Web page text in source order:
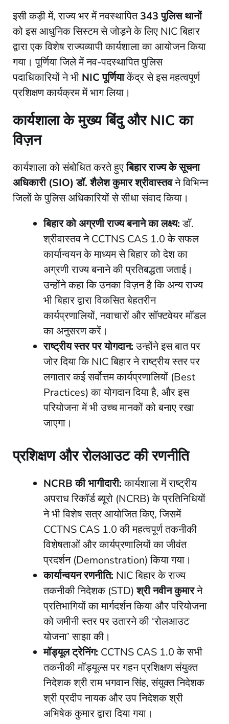
​इसी कड़ी में, राज्य भर में नवस्थापित343 पुलिस थानों
को इस आधुनिक सिस्टम से जोड़ने के लिए NIC बिहार
द्वारा एक विशेष राज्यव्यापी कार्यशाला का आयोजन किया
गया। पूर्णिया जिले में नव-पदस्थापित पुलिस
पदाधिकारियों ने भी NIC पूर्णियाकेंद्र से इस महत्वपूर्ण
प्रशिक्षण कार्यक्रम में भाग लिया।
कार्यशाला के मुख्य बिंदु और NIC का
विज़न
​कार्यशाला को संबोधित करते हुएबिहार राज्य के सूचना
अधिकारी (SIO) डॉ. शैलेश कुमार श्रीवास्तवने विभिन्न
जिलों के पुलिस अधिकारियों से सीधा संवाद किया।
बिहार को अग्रणी राज्य बनाने का लक्ष्य:डॉ.
श्रीवास्तव ने CCTNS CAS 1.0 के सफल
कार्यान्वयन के माध्यम से बिहार को देश का
अग्रणी राज्य बनाने की प्रतिबद्धता जताई।
उन्होंने कहा कि उनका विज़न है कि अन्य राज्य
भी बिहार द्वारा विकसित बेहतरीन
कार्यप्रणालियों, नवाचारों और सॉफ्टवेयर मॉडल
का अनुसरण करें।
राष्ट्रीय स्तर पर योगदान:उन्होंने इस बात पर
जोर दिया कि NIC बिहार ने राष्ट्रीय स्तर पर
लगातार कई सर्वोत्तम कार्यप्रणालियों (Best
Practices) का योगदान दिया है, और इस
परियोजना में भी उच्च मानकों को बनाए रखा
जाएगा।
प्रशिक्षण और रोलआउट की रणनीति
NCRB की भागीदारी:कार्यशाला में राष्ट्रीय
अपराध रिकॉर्ड ब्यूरो (NCRB) के प्रतिनिधियों
ने भी विशेष सत्र आयोजित किए, जिसमें
CCTNS CAS 1.0 की महत्वपूर्ण तकनीकी
विशेषताओं और कार्यप्रणालियों का जीवंत
प्रदर्शन (Demonstration) किया गया।
कार्यान्वयन रणनीति: NIC बिहार के राज्य
तकनीकी निदेशक (STD)श्री नवीन कुमारने
प्रतिभागियों का मार्गदर्शन किया और परियोजना
को जमीनी स्तर पर उतारने की ‘रोलआउट
योजना’ साझा की।
मॉड्यूल ट्रेनिंग: CCTNS CAS 1.0 के सभी
तकनीकी मॉड्यूल्स पर गहन प्रशिक्षण संयुक्त
निदेशक श्री राम भगवान सिंह, संयुक्त निदेशक
श्री प्रदीप नायक और उप निदेशक श्री
अभिषेक कुमार द्वारा दिया गया।